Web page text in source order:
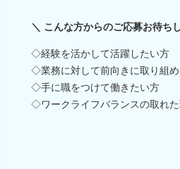
＼ こんな方からのご応募お待ち
◇経験を活かして活躍したい方
◇業務に対して前向きに取り組
◇手に職をつけて働きたい方
◇ワークライフバランスの取れ